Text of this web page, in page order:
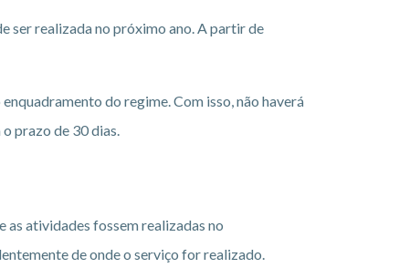
ser realizada no próximo ano. A partir de
do regime. Com isso, não haverá
prazo de 30 dias.
as atividades fossem realizadas no
de onde o serviço for realizado.